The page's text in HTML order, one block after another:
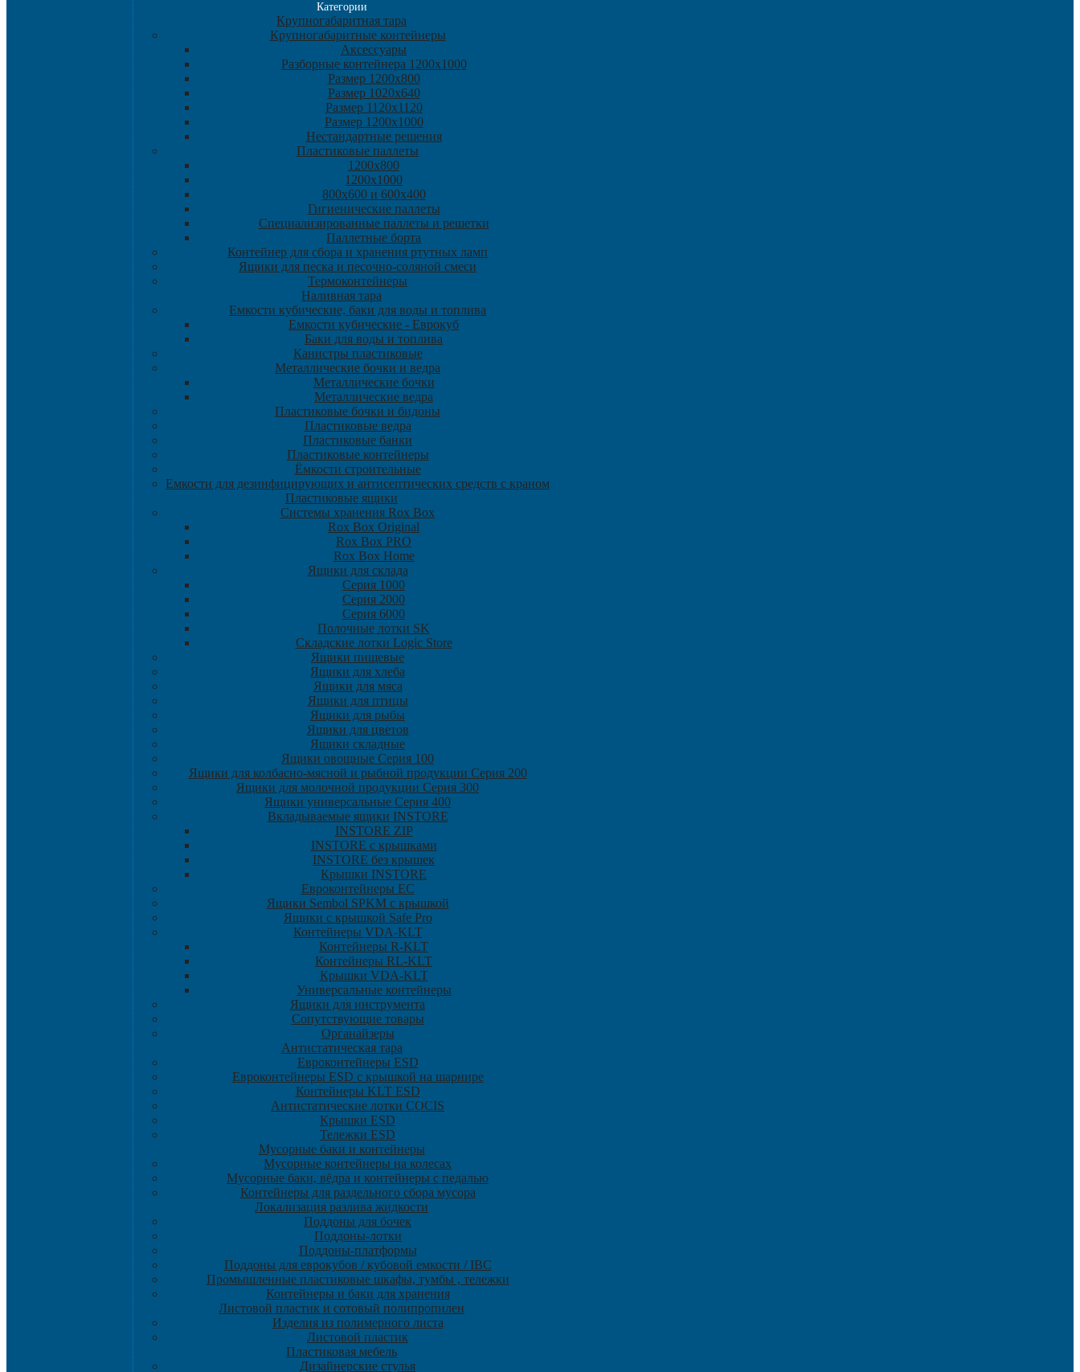
Категории
Крупногабаритная тара
Крупногабаритные контейнеры
Аксессуары
Разборные контейнера 1200х1000
Размер 1200х800
Размер 1020х640
Размер 1120х1120
Размер 1200х1000
Нестандартные решения
Пластиковые паллеты
1200х800
1200х1000
800х600 и 600х400
Гигиенические паллеты
Специализированные паллеты и решетки
Паллетные борта
Контейнер для сбора и хранения ртутных ламп
Ящики для песка и песочно-соляной смеси
Термоконтейнеры
Наливная тара
Емкости кубические, баки для воды и топлива
Емкости кубические - Еврокуб
Баки для воды и топлива
Канистры пластиковые
Металлические бочки и ведра
Металлические бочки
Металлические ведра
Пластиковые бочки и бидоны
Пластиковые ведра
Пластиковые банки
Пластиковые контейнеры
Ёмкости строительные
Емкости для дезинфицирующих и антисептических средств с краном
Пластиковые ящики
Системы хранения Rox Box
Rox Box Original
Rox Box PRO
Rox Box Home
Ящики для склада
Серия 1000
Серия 2000
Серия 6000
Полочные лотки SK
Складские лотки Logic Store
Ящики пищевые
Ящики для хлеба
Ящики для мяса
Ящики для птицы
Ящики для рыбы
Ящики для цветов
Ящики складные
Ящики овощные Серия 100
Ящики для колбасно-мясной и рыбной продукции Серия 200
Ящики для молочной продукции Серия 300
Ящики универсальные Серия 400
Вкладываемые ящики INSTORE
INSTORE ZIP
INSTORE с крышками
INSTORE без крышек
Крышки INSTORE
Евроконтейнеры ЕC
Ящики Sembol SPKM с крышкой
Ящики с крышкой Safe Pro
Контейнеры VDA-KLT
Контейнеры R-KLT
Контейнеры RL-KLT
Крышки VDA-KLT
Универсальные контейнеры
Ящики для инструмента
Сопутствующие товары
Органайзеры
Антистатическая тара
Eвроконтейнеры ЕSD
Евроконтейнеры ESD с крышкой на шарнире
Контейнеры KLT ESD
Антистатические лотки COCIS
Крышки ESD
Тележки ESD
Мусорные баки и контейнеры
Мусорные контейнеры на колесах
Мусорные баки, вёдра и контейнеры с педалью
Контейнеры для раздельного сбора мусора
Локализация разлива жидкости
Поддоны для бочек
Поддоны-лотки
Поддоны-платформы
Поддоны для еврокубов / кубовой емкости / IBC
Промышленные пластиковые шкафы, тумбы , тележки
Контейнеры и баки для хранения
Листовой пластик и сотовый полипропилен
Изделия из полимерного листа
Листовой пластик
Пластиковая мебель
Дизайнерские стулья